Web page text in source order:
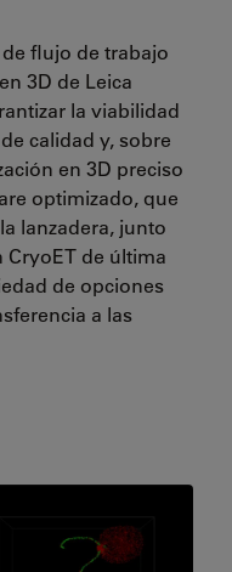
flujo de trabajo
3D de Leica
la viabilidad
calidad y, sobre
en 3D preciso
optimizado, que
lanzadera, junto
CryoET de última
de opciones
a las